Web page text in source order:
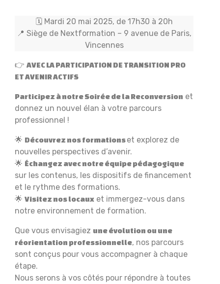
🗓️ Mardi 20 mai 2025, de 17h30 à 20h
📍 Siège de Nextformation – 9 avenue de Paris,
Vincennes
👉 AVEC LA PARTICIPATION DE TRANSITION PRO
ET AVENIR ACTIFS
Participez à notre Soirée de la Reconversion et
donnez un nouvel élan à votre parcours
professionnel !
🌟 Découvrez nos formationset explorez de
nouvelles perspectives d’avenir.
🌟 Échangez avec notre équipe pédagogique
sur les contenus, les dispositifs de financement
et le rythme des formations.
🌟 Visitez nos locaux et immergez-vous dans
notre environnement de formation.
Que vous envisagiez une évolution ou une
réorientation professionnelle, nos parcours
sont conçus pour vous accompagner à chaque
étape.
Nous serons à vos côtés pour répondre à toutes